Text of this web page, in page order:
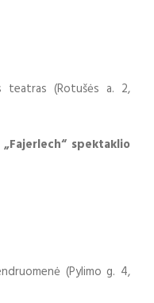
(Rotušės a. 2,
spektaklio
(Pylimo g. 4,